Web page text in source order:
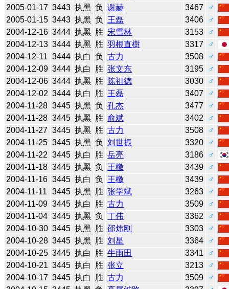
2005-01-17 3443 执黑 负 谢赫 3467
♂
2005-01-15 3443 执黑 负 王磊 3406
♂
2004-12-16 3444 执黑 胜 宋雪林 3153
♂
2004-12-13 3444 执黑 胜 羽根直樹 3317
♂
2004-12-11 3444 执白 负 古力 3508
♂
2004-12-09 3444 执白 胜 张文东 3195
♂
2004-12-06 3444 执黑 胜 陈祖德 3030
♂
2004-12-02 3444 执白 胜 王磊 3407
♂
2004-11-28 3445 执黑 负 孔杰 3477
♂
2004-11-28 3445 执黑 胜 俞斌 3402
♂
2004-11-27 3445 执黑 胜 古力 3508
♂
2004-11-25 3445 执黑 负 刘世振 3320
♂
2004-11-22 3445 执白 胜 岳亮 3186
♂
2004-11-18 3445 执黑 负 王檄 3439
♂
2004-11-16 3445 执白 负 王檄 3439
♂
2004-11-11
3445 执黑 胜 张学斌 3263
♂
2004-11-09 3445 执白 胜 古力 3509
♂
2004-11-04 3445 执黑 负 丁伟 3362
♂
2004-10-30 3445 执黑 胜 邵炜刚 3303
♂
2004-10-28 3445 执黑 胜 刘星 3364
♂
2004-10-25 3445 执白 胜 牛雨田 3341
♂
2004-10-21 3445 执白 胜 张立 3213
♂
2004-10-17 3445 执白 胜 古力 3509
♂